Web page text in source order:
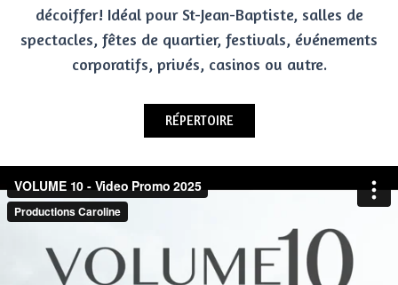
décoiffer! Idéal pour St-Jean-Baptiste, salles de
spectacles, fêtes de quartier, festivals, événements
corporatifs, privés, casinos ou autre.
RÉPERTOIRE